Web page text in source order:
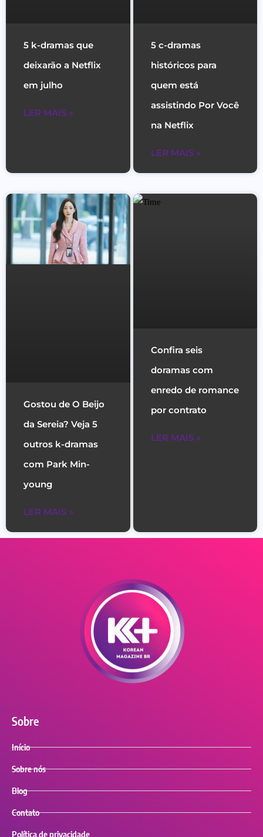
5 k-dramas que
deixarão a Netflix
em julho
LER MAIS »
5 c-dramas
históricos para
quem está
assistindo Por Você
na Netflix
LER MAIS »
Gostou de O Beijo
da Sereia? Veja 5
outros k-dramas
com Park Min-
young
LER MAIS »
Confira seis
doramas com
enredo de romance
por contrato
LER MAIS »
Sobre
Início
Sobre nós
Blog
Contato
Política de privacidade